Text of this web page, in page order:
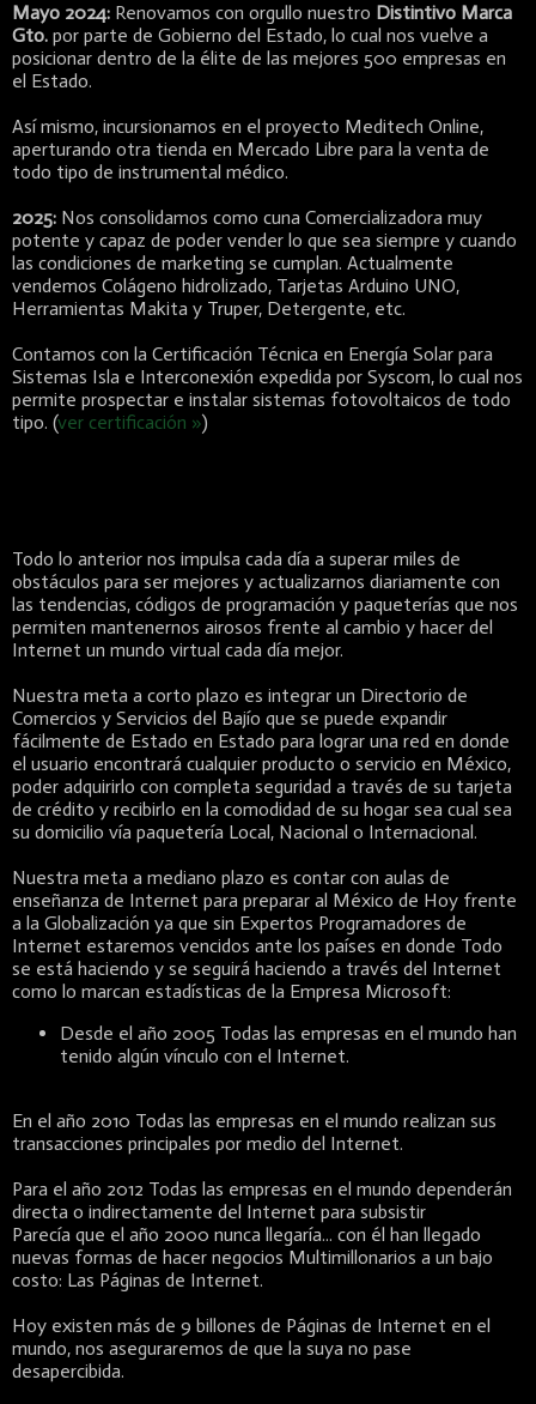
Mayo 2024: Renovamos con orgullo nuestro Distintivo Marca
Gto. por parte de Gobierno del Estado, lo cual nos vuelve a
posicionar dentro de la élite de las mejores 500 empresas en
el Estado.
Así mismo, incursionamos en el proyecto Meditech Online,
aperturando otra tienda en Mercado Libre para la venta de
todo tipo de instrumental médico.
2025: Nos consolidamos como cuna Comercializadora muy
potente y capaz de poder vender lo que sea siempre y cuando
las condiciones de marketing se cumplan. Actualmente
vendemos Colágeno hidrolizado, Tarjetas Arduino UNO,
Herramientas Makita y Truper, Detergente, etc.
Contamos con la Certificación Técnica en Energía Solar para
Sistemas Isla e Interconexión expedida por Syscom, lo cual nos
permite prospectar e instalar sistemas fotovoltaicos de todo
tipo. (ver certificación »)
Todo lo anterior nos impulsa cada día a superar miles de
obstáculos para ser mejores y actualizarnos diariamente con
las tendencias, códigos de programación y paqueterías que nos
permiten mantenernos airosos frente al cambio y hacer del
Internet un mundo virtual cada día mejor.
Nuestra meta a corto plazo es integrar un Directorio de
Comercios y Servicios del Bajío que se puede expandir
fácilmente de Estado en Estado para lograr una red en donde
el usuario encontrará cualquier producto o servicio en México,
poder adquirirlo con completa seguridad a través de su tarjeta
de crédito y recibirlo en la comodidad de su hogar sea cual sea
su domicilio vía paquetería Local, Nacional o Internacional.
Nuestra meta a mediano plazo es contar con aulas de
enseñanza de Internet para preparar al México de Hoy frente
a la Globalización ya que sin Expertos Programadores de
Internet estaremos vencidos ante los países en donde Todo
se está haciendo y se seguirá haciendo a través del Internet
como lo marcan estadísticas de la Empresa Microsoft:
Desde el año 2005 Todas las empresas en el mundo han
tenido algún vínculo con el Internet.
En el año 2010 Todas las empresas en el mundo realizan sus
transacciones principales por medio del Internet.
Para el año 2012 Todas las empresas en el mundo dependerán
directa o indirectamente del Internet para subsistir
Parecía que el año 2000 nunca llegaría... con él han llegado
nuevas formas de hacer negocios Multimillonarios a un bajo
costo: Las Páginas de Internet.
Hoy existen más de 9 billones de Páginas de Internet en el
mundo, nos aseguraremos de que la suya no pase
desapercibida.